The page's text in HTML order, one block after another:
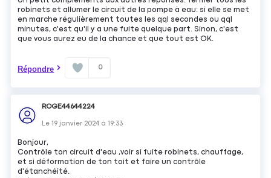
robinets et allumer le circuit de la pompe à eau: si elle se met
en marche régulièrement toutes les qql secondes ou qql
minutes, c'est qu'il y a une fuite quelque part. Sinon, c'est
que vous aurez eu de la chance et que tout est OK.
Répondre 0
ROGE44644224
Le19 janvier 2024 à19:33
Bonjour,
Contrôle ton circuit d'eau ,voir si fuite robinets, chauffage,
et si déformation de ton toit et faire un contrôle
d'étanchéité.